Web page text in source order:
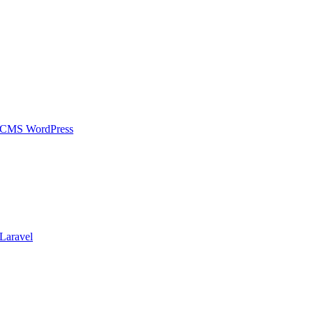
WordPress